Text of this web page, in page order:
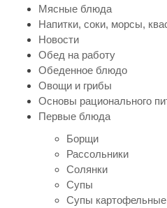
Мясные блюда
Напитки, соки, морсы,
Новости
Обед на работу
Обеденное блюдо
Овощи и грибы
Основы рационального
Первые блюда
Борщи
Рассольники
Солянки
Супы
Супы